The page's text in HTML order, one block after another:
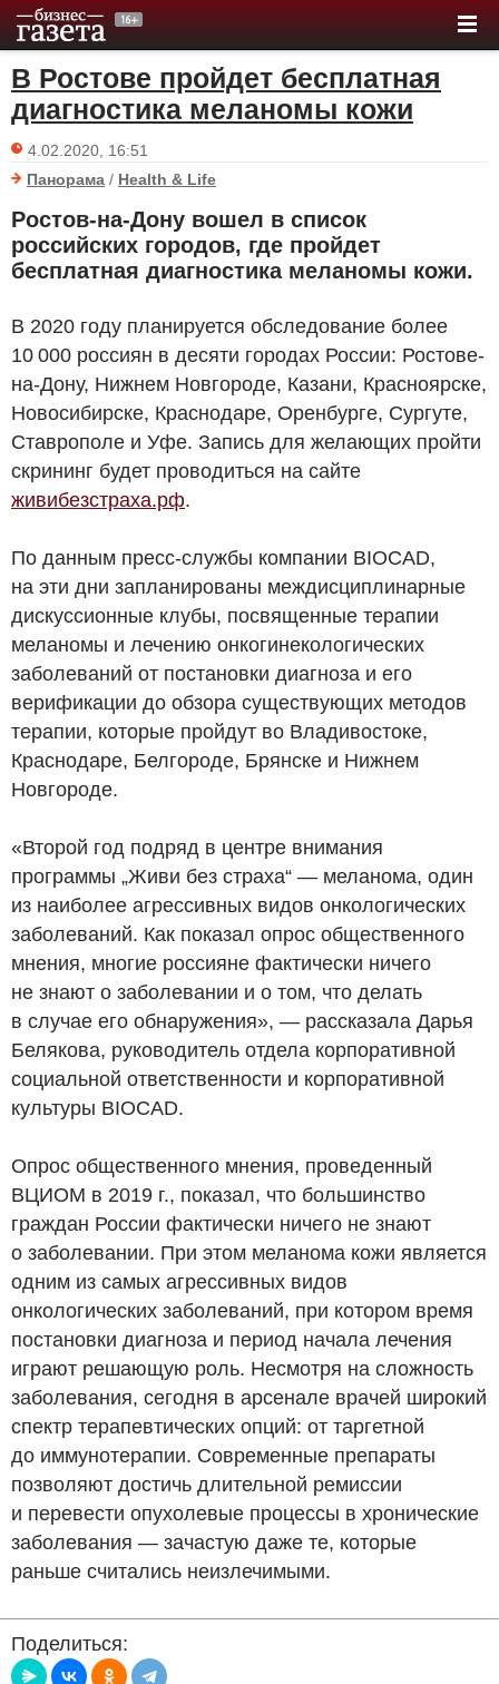
В Ростове пройдет бесплатная
диагностика меланомы кожи
4.02.2020, 16:51
Панорама / Health & Life
Ростов-на-Дону вошел в список
российских городов, где пройдет
бесплатная диагностика меланомы кожи.
В 2020 году планируется обследование более
10 000 россиян в десяти городах России: Ростове-
на-Дону, Нижнем Новгороде, Казани, Красноярске,
Новосибирске, Краснодаре, Оренбурге, Сургуте,
Ставрополе и Уфе. Запись для желающих пройти
скрининг будет проводиться на сайте
живибезстраха.рф.
По данным пресс-службы компании BIOCAD,
на эти дни запланированы междисциплинарные
дискуссионные клубы, посвященные терапии
меланомы и лечению онкогинекологических
заболеваний от постановки диагноза и его
верификации до обзора существующих методов
терапии, которые пройдут во Владивостоке,
Краснодаре, Белгороде, Брянске и Нижнем
Новгороде.
«Второй год подряд в центре внимания
программы „Живи без страха“ — меланома, один
из наиболее агрессивных видов онкологических
заболеваний. Как показал опрос общественного
мнения, многие россияне фактически ничего
не знают о заболевании и о том, что делать
в случае его обнаружения», — рассказала Дарья
Белякова, руководитель отдела корпоративной
социальной ответственности и корпоративной
культуры BIOCAD.
Опрос общественного мнения, проведенный
ВЦИОМ в 2019 г., показал, что большинство
граждан России фактически ничего не знают
о заболевании. При этом меланома кожи является
одним из самых агрессивных видов
онкологических заболеваний, при котором время
постановки диагноза и период начала лечения
играют решающую роль. Несмотря на сложность
заболевания, сегодня в арсенале врачей широкий
спектр терапевтических опций: от таргетной
до иммунотерапии. Современные препараты
позволяют достичь длительной ремиссии
и перевести опухолевые процессы в хронические
заболевания — зачастую даже те, которые
раньше считались неизлечимыми.
Поделиться: